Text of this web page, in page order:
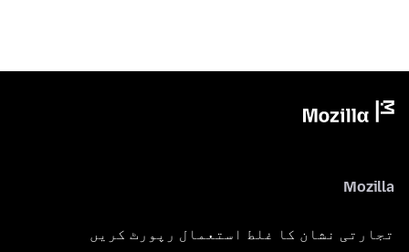
Mozilla
تجارتی نشان کا غلط استعمال رپورٹ کریں